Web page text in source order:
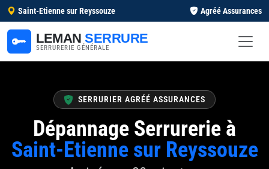
Saint-Etienne sur Reyssouze Agréé Assurances
LEMAN SERRURE
SERRURERIE GÉNÉRALE
SERRURIER AGRÉÉ ASSURANCES
Dépannage Serrurerie à
Saint-Etienne sur Reyssouze